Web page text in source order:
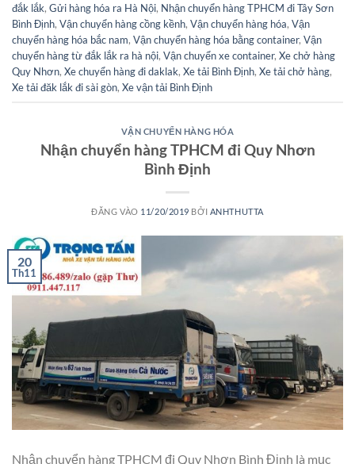
đắk lắk, Gửi hàng hóa ra Hà Nội, Nhận chuyển hàng TPHCM đi Tây Sơn
Bình Định, Vận chuyển hàng cồng kềnh, Vận chuyển hàng hóa, Vận
chuyển hàng hóa bắc nam, Vận chuyển hàng hóa bằng container, Vận
chuyển hàng từ đắk lắk ra hà nội, Vận chuyển xe container, Xe chở hàng
Quy Nhơn, Xe chuyển hàng đi daklak, Xe tải Bình Định, Xe tải chở hàng,
Xe tải đăk lắk đi sài gòn, Xe vận tải Bình Định
VẬN CHUYỂN HÀNG HÓA
Nhận chuyển hàng TPHCM đi Quy Nhơn
Bình Định
ĐĂNG VÀO 11/20/2019 BỞI ANHTHUTTA
20
Th11
Nhận chuyển hàng TPHCM đi Quy Nhơn Bình Định là mục